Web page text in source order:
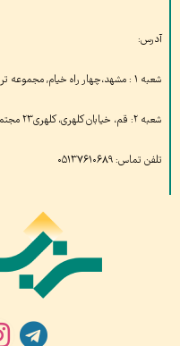
آدرس:
شعبه ۱ : مشهد،چهار راه خیام, مجموعه تربیت بدنی آستان قدس
شعبه ۲: قم، خیابان کلهری، کلهری۲۳ مجتمع شهید کلهری، شتاب دهنده صدران
تلفن تماس: ۰۵۱۳۷۶۱۰۶۸۹